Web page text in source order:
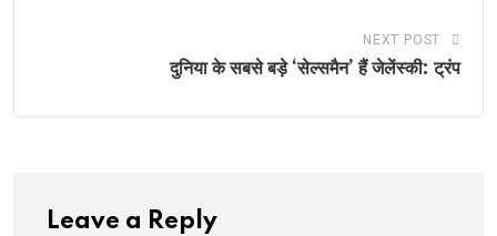
NEXT POST
दुनिया के सबसे बड़े ‘सेल्समैन’ हैं जेलेंस्की: ट्रंप
Leave a Reply